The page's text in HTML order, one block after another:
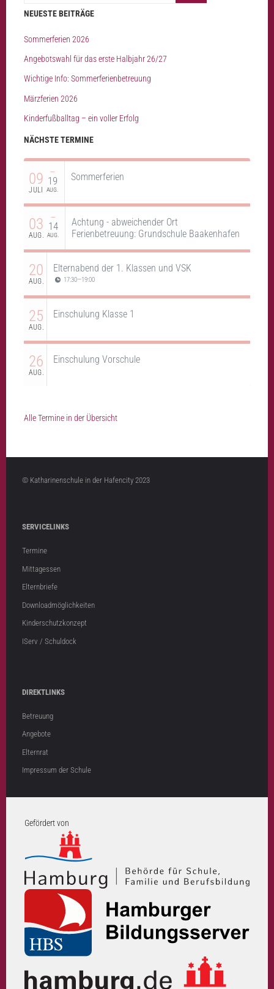
NEUESTE BEITRÄGE
Sommerferien 2026
Angebotswahl für das erste Halbjahr 26/27
Wichtige Info: Sommerferienbetreuung
Märzferien 2026
Kinderfußballtag – ein voller Erfolg
NÄCHSTE TERMINE
09
JULI
–
19
AUG.
Sommerferien
03
AUG.
–
14
AUG.
Achtung - abweichender Ort
Ferienbetreuung: Grundschule Baakenhafen
20
AUG.
Elternabend der 1. Klassen und VSK
17:30—19:00
25
AUG.
Einschulung Klasse 1
26
AUG.
Einschulung Vorschule
Alle Termine in der Übersicht
© Katharinenschule in der Hafencity 2023
SERVICELINKS
Termine
Mittagessen
Elternbriefe
Downloadmöglichkeiten
Kinderschutzkonzept
IServ / Schuldock
DIREKTLINKS
Betreuung
Angebote
Elternrat
Impressum der Schule
Gefördert von